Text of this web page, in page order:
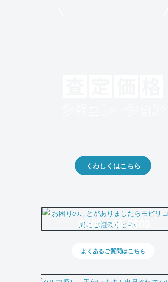
くわしくはこちら
0800-500-5500
よくあるご質問はこちら